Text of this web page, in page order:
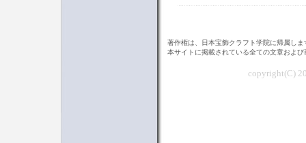
著作権は、日本宝飾クラフト学院に帰属しま
本サイトに掲載されている全ての文章およ
copyright(C)